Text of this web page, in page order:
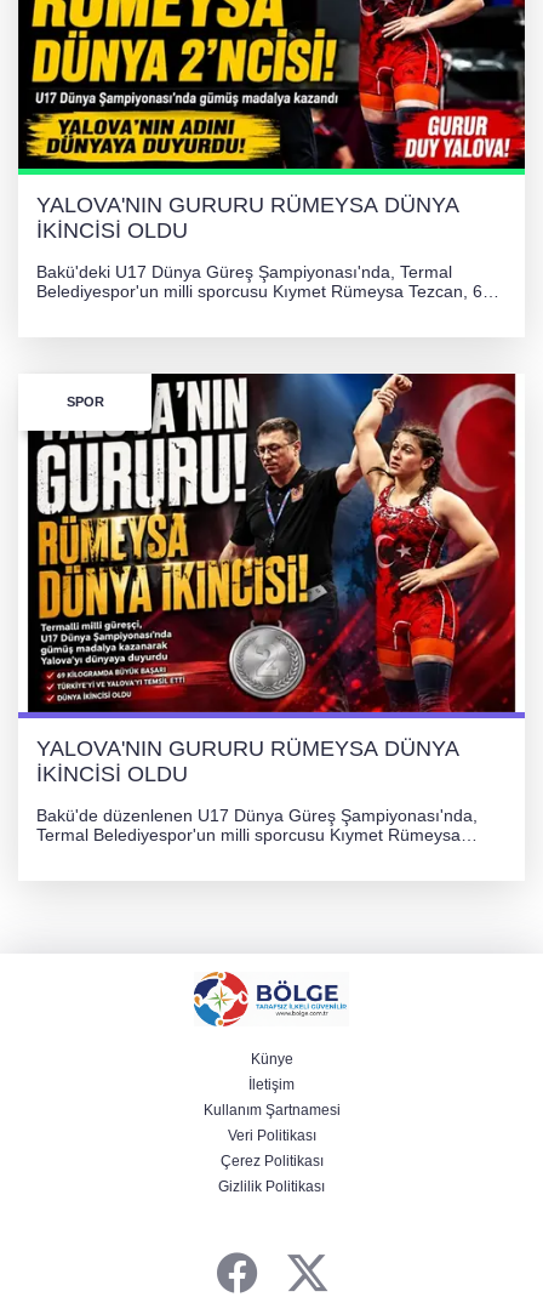
YALOVA'NIN GURURU RÜMEYSA DÜNYA
İKİNCİSİ OLDU
Bakü'deki U17 Dünya Güreş Şampiyonası'nda, Termal
Belediyespor'un milli sporcusu Kıymet Rümeysa Tezcan, 69
SPOR
YALOVA'NIN GURURU RÜMEYSA DÜNYA
İKİNCİSİ OLDU
Bakü'de düzenlenen U17 Dünya Güreş Şampiyonası'nda,
Termal Belediyespor'un milli sporcusu Kıymet Rümeysa
Künye
İletişim
Kullanım Şartnamesi
Veri Politikası
Çerez Politikası
Gizlilik Politikası